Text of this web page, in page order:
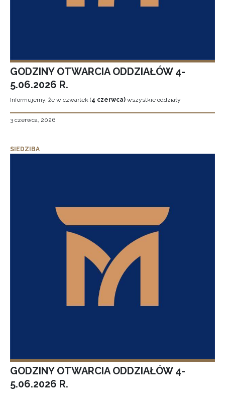
GODZINY OTWARCIA ODDZIAŁÓW 4-
5.06.2026 R.
Informujemy, że w czwartek (4 czerwca) wszystkie oddziały
3 czerwca, 2026
SIEDZIBA
GODZINY OTWARCIA ODDZIAŁÓW 4-
5.06.2026 R.